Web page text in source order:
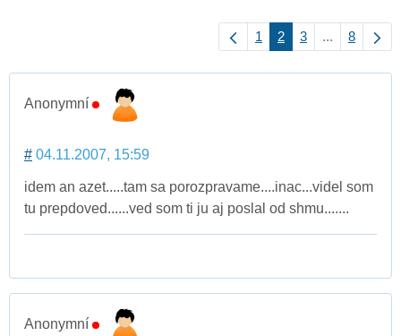
1 2 3 ... 8
Anonymní
# 04.11.2007, 15:59
idem an azet.....tam sa porozpravame....inac...videl som
tu prepdoved......ved som ti ju aj poslal od shmu.......
Anonymní